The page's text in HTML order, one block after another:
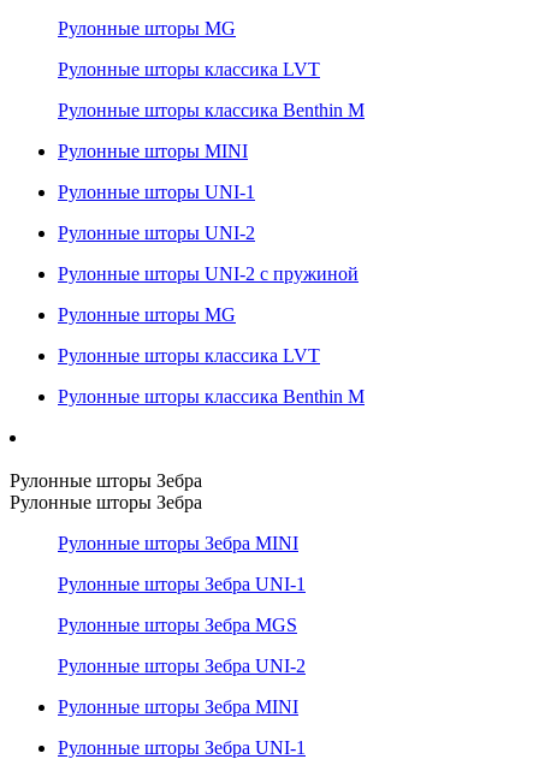
Рулонные шторы MG
Рулонные шторы классика LVT
Рулонные шторы классика Benthin M
Рулонные шторы MINI
Рулонные шторы UNI-1
Рулонные шторы UNI-2
Рулонные шторы UNI-2 с пружиной
Рулонные шторы MG
Рулонные шторы классика LVT
Рулонные шторы классика Benthin M
Рулонные шторы Зебра
Рулонные шторы Зебра
Рулонные шторы Зебра MINI
Рулонные шторы Зебра UNI-1
Рулонные шторы Зебра MGS
Рулонные шторы Зебра UNI-2
Рулонные шторы Зебра MINI
Рулонные шторы Зебра UNI-1